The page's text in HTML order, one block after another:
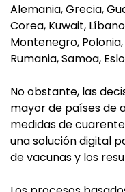
Alemania, Grecia,
Corea, Kuwait,
Montenegro,
Rumania, Samoa,
No obstante, las
mayor de países de
medidas de
una solución digital
de vacunas y los